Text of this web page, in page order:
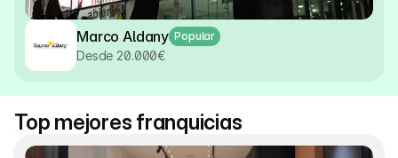
Marco Aldany Popular
Desde 20.000€
Top mejores franquicias